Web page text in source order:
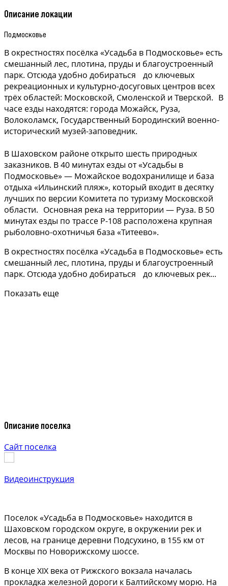
Описание локации
Подмосковье
В окрестностях посёлка «Усадьба в Подмосковье» есть
смешанный лес, плотина, пруды и благоустроенный
парк. Отсюда удобно добираться до ключевых
рекреационных и культурно-досуговых центров всех
трёх областей: Московской, Смоленской и Тверской. В
часе езды находятся: города Можайск, Руза,
Волоколамск, Государственный Бородинский военно-
исторический музей-заповедник.
В Шаховском районе открыто шесть природных
заказников. В 40 минутах езды от «Усадьбы в
Подмосковье» — Можайское водохранилище и база
отдыха «Ильинский пляж», который входит в десятку
лучших по версии Комитета по туризму Московской
области. Основная река на территории — Руза. В 50
минутах езды по трассе Р-108 расположена крупная
рыболовно-охотничья база «Титеево».
В окрестностях посёлка «Усадьба в Подмосковье» есть
смешанный лес, плотина, пруды и благоустроенный
парк. Отсюда удобно добираться до ключевых рек...
Показать еще
Описание поселка
Сайт поселка
Видеоинструкция
Поселок «Усадьба в Подмосковье» находится в
Шаховском городском округе, в окружении рек и
лесов, на границе деревни Подсухино, в 155 км от
Москвы по Новорижскому шоссе.
В конце XIX века от Рижского вокзала началась
прокладка железной дороги к Балтийскому морю. На